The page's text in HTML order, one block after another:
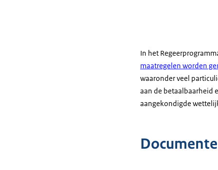
In het
maatregelen worden
waaronder veel
aan de betaalbaarheid
aangekondigde